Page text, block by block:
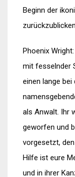
Beginn der
Phoenix
mit fesselnder
einen lange bei
als Anwalt. Ihr
geworfen und
vorgesetzt,
Hilfe ist eure
und in ihrer